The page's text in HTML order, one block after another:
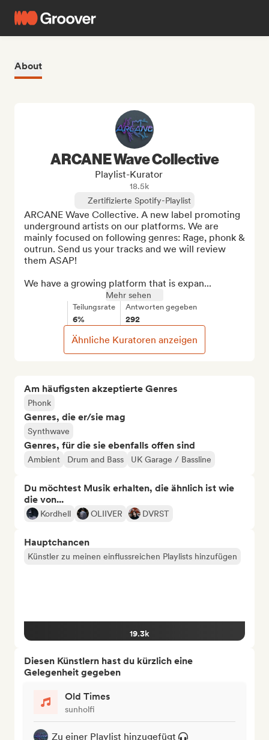
About
Am häufigsten akzeptierte Genres
Phonk
Genres, die er/sie mag
Synthwave
Genres, für die sie ebenfalls offen sind
Ambient Drum and Bass UK Garage / Bassline
Du möchtest Musik erhalten, die ähnlich ist wie
die von...
Kordhell OLIIVER DVRST
Hauptchancen
Künstler zu meinen einflussreichen Playlists hinzufügen
19.3k
Diesen Künstlern hast du kürzlich eine
Gelegenheit gegeben
Old Times
sunholfi
Zu einer Playlist hinzugefügt
ARCANE Wave Collective
Playlist-Kurator
18.5k
Zertifizierte Spotify-Playlist
ARCANE Wave Collective. A new label promoting
underground artists on our platforms. We are
mainly focused on following genres: Rage, phonk &
outrun. Send us your tracks and we will review
them ASAP!
We have a growing platform that is expan...
Mehr sehen
Teilungsrate
6%
Antworten gegeben
292
Ähnliche Kuratoren anzeigen